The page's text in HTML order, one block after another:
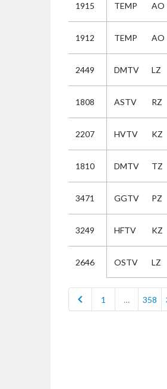
1915 TEMP AO
1912 TEMP AO
2449 DMTV LZ
1808 ASTV RZ
2207 HVTV KZ
1810 DMTV TZ
3471 GGTV PZ
3249 HFTV KZ
2646 OSTV LZ
chevron_left 1 … 358